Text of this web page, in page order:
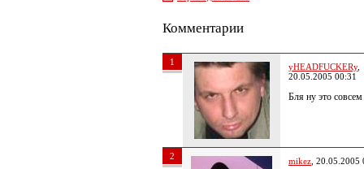
Комментарии
1 yHEADFUCKERy,
20.05.2005 00:31
Бля ну это
2 mikez , 20.05.2005